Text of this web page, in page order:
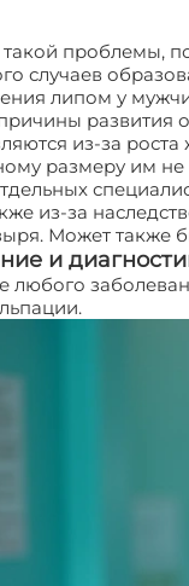
такой проблемы,
случаев
липом у
развития
из-за роста
размеру им
из-за
Может также
и
любого